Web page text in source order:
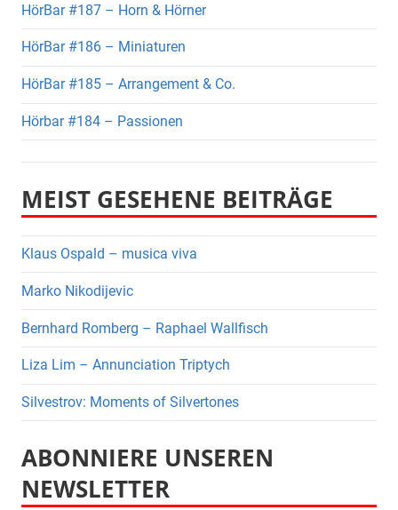
HörBar #187 – Horn & Hörner
HörBar #186 – Miniaturen
HörBar #185 – Arrangement & Co.
Hörbar #184 – Passionen
MEIST GESEHENE BEITRÄGE
Klaus Ospald – musica viva
Marko Nikodijevic
Bernhard Romberg – Raphael Wallfisch
Liza Lim – Annunciation Triptych
Silvestrov: Moments of Silvertones
ABONNIERE UNSEREN
NEWSLETTER